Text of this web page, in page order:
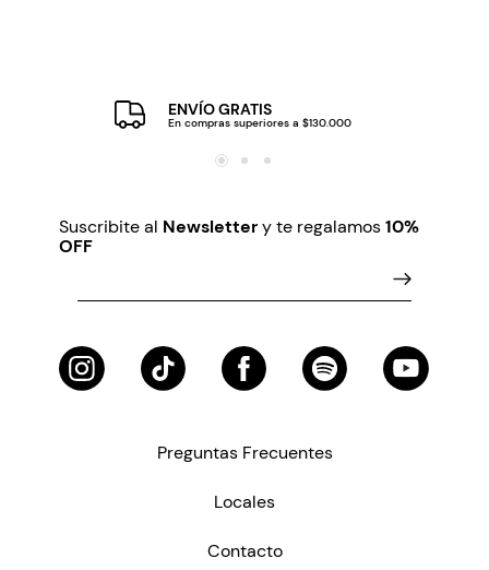
ENVÍO GRATIS
En compras superiores a $130.000
Suscribite al Newslettery te regalamos10%
OFF
Preguntas Frecuentes
Locales
Contacto